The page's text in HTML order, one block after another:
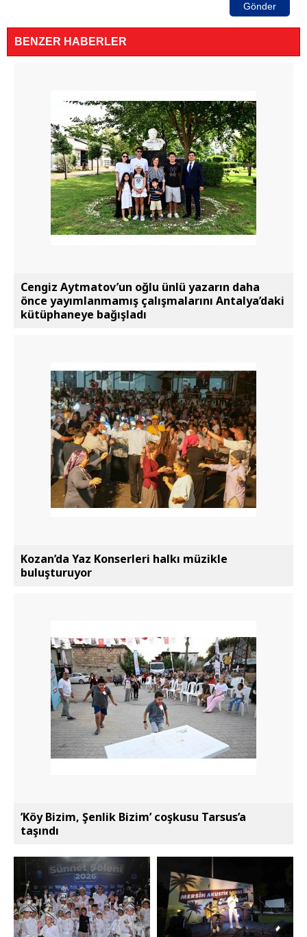
Gönder
BENZER HABERLER
Cengiz Aytmatov’un oğlu ünlü yazarın daha
önce yayımlanmamış çalışmalarını Antalya’daki
kütüphaneye bağışladı
Kozan’da Yaz Konserleri halkı müzikle
buluşturuyor
’Köy Bizim, Şenlik Bizim’ coşkusu Tarsus’a
taşındı